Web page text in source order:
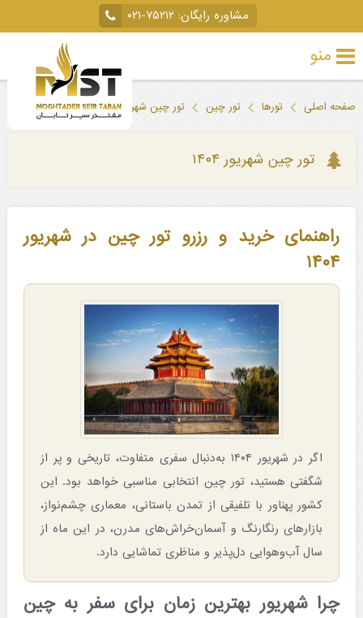
مشاوره رایگان: ۰۲۱-۷۵۲۱۲
منو
تور
لحظه
آخری
صفحه اصلی تورها تور چین تور چین شهریور ۱۴۰۴
تور چین شهریور ۱۴۰۴
راهنمای خرید و رزرو تور چین در شهریور
۱۴۰۴
اگر در شهریور ۱۴۰۴ به‌دنبال سفری متفاوت، تاریخی و پر از
شگفتی هستید، تور چین انتخابی مناسبی خواهد بود. این
کشور پهناور با تلفیقی از تمدن باستانی، معماری چشم‌نواز،
بازارهای رنگارنگ و آسمان‌خراش‌های مدرن، در این ماه از
سال آب‌وهوایی دل‌پذیر و مناظری تماشایی دارد.
چرا شهریور بهترین زمان برای سفر به چین